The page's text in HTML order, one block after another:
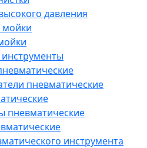
давления
пневматические
пневматические
инструмента